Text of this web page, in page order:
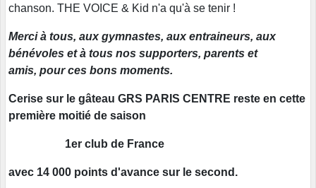
chanson. THE VOICE & Kid n'a qu'à se tenir !
Merci à tous, aux gymnastes, aux entraineurs, aux
bénévoles et à tous nos supporters, parents et
amis, pour ces bons moments.
Cerise sur le gâteau GRS PARIS CENTRE reste en cette
première moitié de saison
1er club de France
avec 14 000 points d'avance sur le second.